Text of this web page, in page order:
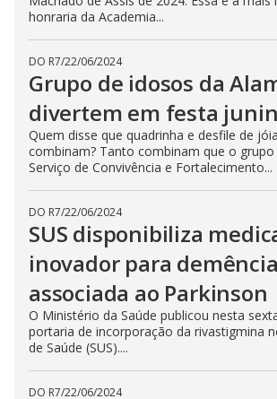
honraria da Academia...
DO R7/22/06/2024
Grupo de idosos da
divertem em festa
Quem disse que quadrinha e desfile de
combinam? Tanto combinam que o
Serviço de Convivência e Fortalecimento...
DO R7/22/06/2024
SUS disponibiliza
inovador para demência
associada ao Parkinson
O Ministério da Saúde publicou nesta
portaria de incorporação da rivastigmina
de Saúde (SUS)....
DO R7/22/06/2024